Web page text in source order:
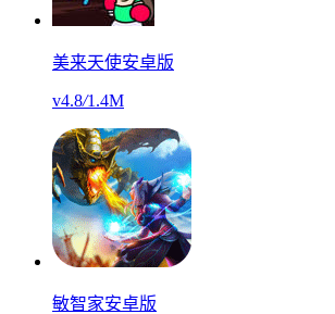
美来天使安卓版
v4.8/1.4M
敏智家安卓版